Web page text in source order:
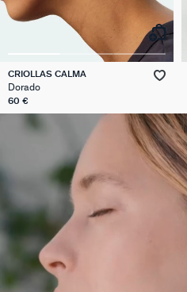
CRIOLLAS CALMA
Dorado
60 €